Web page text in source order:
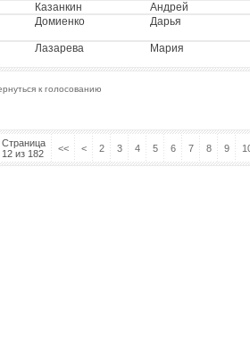
Казанкин
Андрей
Домиенко
Дарья
Лазарева Мария
к голосованию
Страница
12 из 182
<< < 2 3 4 5 6 7 8 9